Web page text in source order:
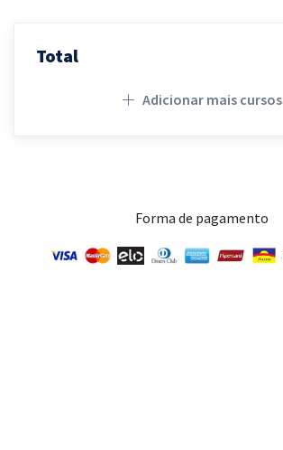
Total
Adicionar mais cursos
Forma de pagamento